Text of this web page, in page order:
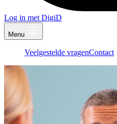
Log in met DigiD
Menu
Veelgestelde vragenContact